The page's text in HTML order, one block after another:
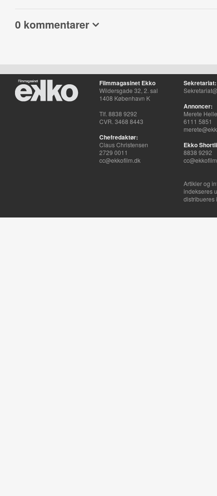
0 kommentarer
Filmmagasinet Ekko
Wildersgade 32, 2. sal
1408 København K
Tlf. 8838 9292
CVR. 3468 8443
Chefredaktør:
Claus Christensen
2729 0011
cc@ekkofilm.dk
Sekretariat:
Annoncer:
Merete
6111 5851
Ekko
8838 9292
Artikler og
indekseres
distribueres